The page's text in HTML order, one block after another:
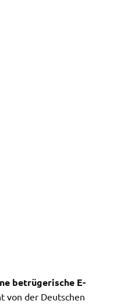
betrügerische E-
von der Deutschen